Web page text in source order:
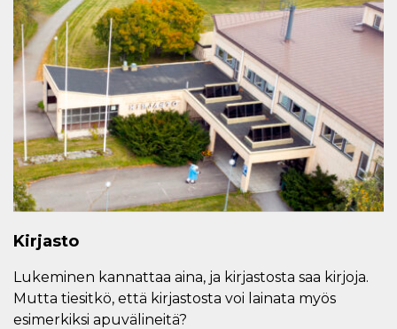
Kirjasto
Lukeminen kannattaa aina, ja kirjastosta saa kirjoja.
Mutta tiesitkö, että kirjastosta voi lainata myös
esimerkiksi apuvälineitä?